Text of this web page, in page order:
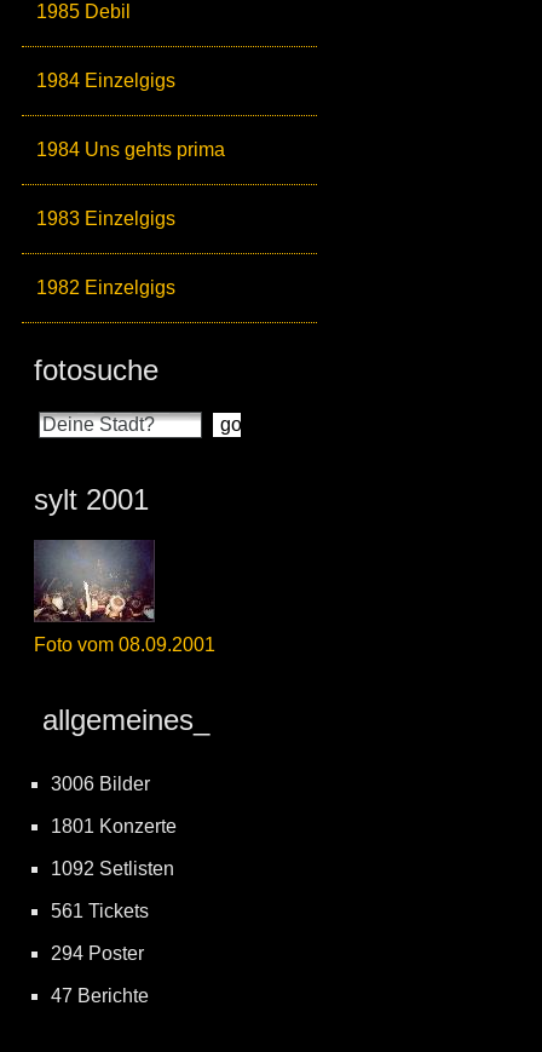
1985 Debil
1984 Einzelgigs
1984 Uns gehts prima
1983 Einzelgigs
1982 Einzelgigs
fotosuche
sylt 2001
Foto vom 08.09.2001
allgemeines_
3006 Bilder
1801 Konzerte
1092 Setlisten
561 Tickets
294 Poster
47 Berichte